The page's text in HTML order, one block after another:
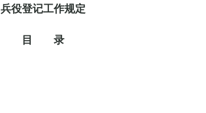
兵役登记工作规定
目 录